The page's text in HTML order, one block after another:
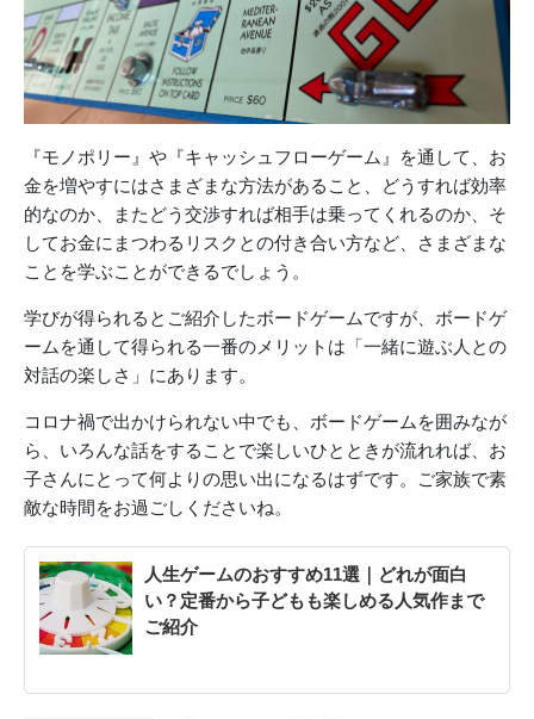
『モノポリー』や『キャッシュフローゲーム』を通して、お
金を増やすにはさまざまな方法があること、どうすれば効率
的なのか、またどう交渉すれば相手は乗ってくれるのか、そ
してお金にまつわるリスクとの付き合い方など、さまざまな
ことを学ぶことができるでしょう。
学びが得られるとご紹介したボードゲームですが、ボードゲ
ームを通して得られる一番のメリットは「一緒に遊ぶ人との
対話の楽しさ」にあります。
コロナ禍で出かけられない中でも、ボードゲームを囲みなが
ら、いろんな話をすることで楽しいひとときが流れれば、お
子さんにとって何よりの思い出になるはずです。ご家族で素
敵な時間をお過ごしくださいね。
人生ゲームのおすすめ11選｜どれが面白
い？定番から子どもも楽しめる人気作まで
ご紹介